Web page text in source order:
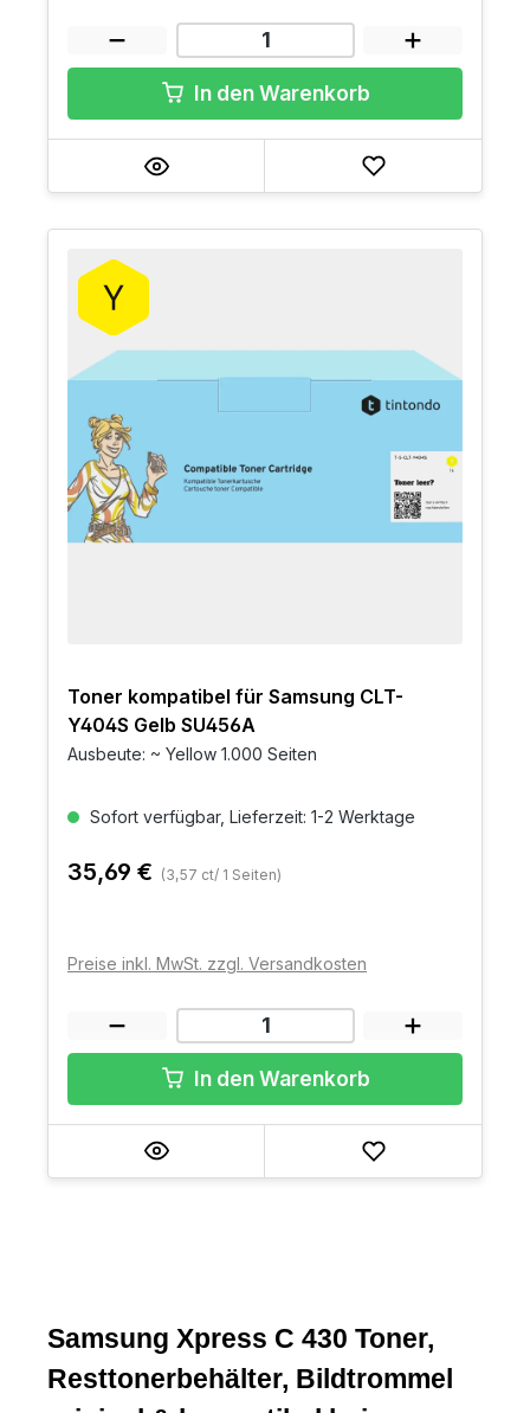
In den Warenkorb
Toner kompatibel für Samsung CLT-
Y404S Gelb SU456A
Ausbeute: ~ Yellow 1.000 Seiten
Sofort verfügbar, Lieferzeit: 1-2 Werktage
35,69 € (3,57 ct/ 1 Seiten)
Preise inkl. MwSt. zzgl. Versandkosten
In den Warenkorb
Samsung Xpress C 430 Toner,
Resttonerbehälter, Bildtrommel